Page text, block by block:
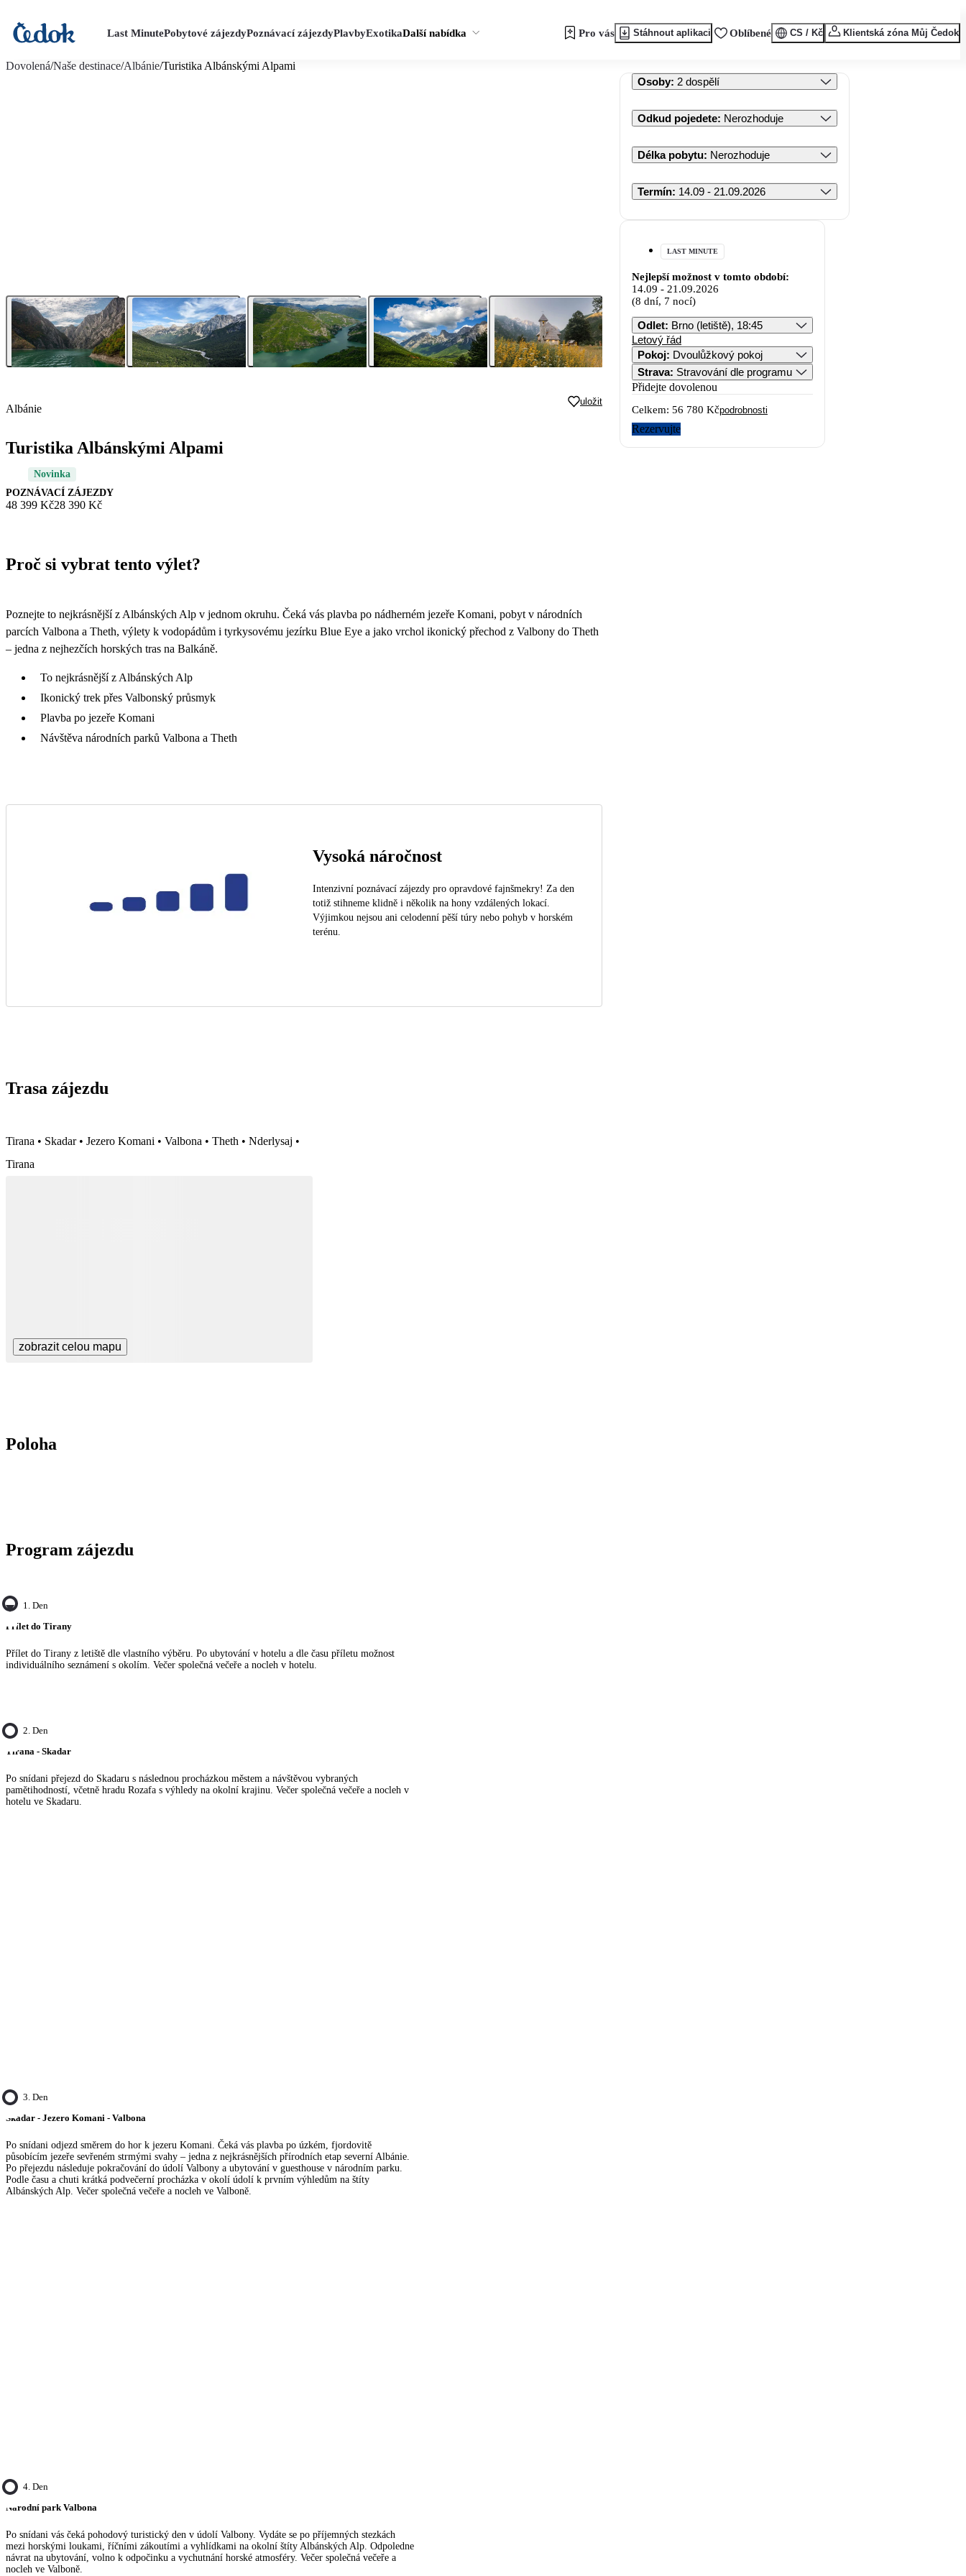
Last MinutePobytové zájezdyPoznávací zájezdyPlavbyExotikaDalší nabídka Pro vás Stáhnout aplikaci Oblíbené CS / Kč Klientská zóna Můj Čedok
Dovolená/Naše destinace/Albánie/Turistika Albánskými Alpami
Albánie
uložit
Turistika Albánskými Alpami
Novinka
POZNÁVACÍ ZÁJEZDY
48 399 Kč28 390 Kč
Proč si vybrat tento výlet?
Poznejte to nejkrásnější z Albánských Alp v jednom okruhu. Čeká vás plavba po nádherném jezeře Komani, pobyt v národních
parcích Valbona a Theth, výlety k vodopádům i tyrkysovému jezírku Blue Eye a jako vrchol ikonický přechod z Valbony do Theth
– jedna z nejhezčích horských tras na Balkáně.
To nejkrásnější z Albánských Alp
Ikonický trek přes Valbonský průsmyk
Plavba po jezeře Komani
Návštěva národních parků Valbona a Theth
Vysoká náročnost
Intenzivní poznávací zájezdy pro opravdové fajnšmekry! Za den
totiž stihneme klidně i několik na hony vzdálených lokací.
Výjimkou nejsou ani celodenní pěší túry nebo pohyb v horském
terénu.
Trasa zájezdu
Tirana • Skadar • Jezero Komani • Valbona • Theth • Nderlysaj •
Tirana
zobrazit celou mapu
Poloha
Program zájezdu
1. Den
Přílet do Tirany
Přílet do Tirany z letiště dle vlastního výběru. Po ubytování v hotelu a dle času příletu možnost
individuálního seznámení s okolím. Večer společná večeře a nocleh v hotelu.
2. Den
Tirana - Skadar
Po snídani přejezd do Skadaru s následnou procházkou městem a návštěvou vybraných
pamětihodností, včetně hradu Rozafa s výhledy na okolní krajinu. Večer společná večeře a nocleh v
hotelu ve Skadaru.
3. Den
Skadar - Jezero Komani - Valbona
Po snídani odjezd směrem do hor k jezeru Komani. Čeká vás plavba po úzkém, fjordovitě
působícím jezeře sevřeném strmými svahy – jedna z nejkrásnějších přírodních etap severní Albánie.
Po přejezdu následuje pokračování do údolí Valbony a ubytování v guesthouse v národním parku.
Podle času a chuti krátká podvečerní procházka v okolí údolí k prvním výhledům na štíty
Albánských Alp. Večer společná večeře a nocleh ve Valboně.
4. Den
Národní park Valbona
Po snídani vás čeká pohodový turistický den v údolí Valbony. Vydáte se po příjemných stezkách
mezi horskými loukami, říčními zákoutími a vyhlídkami na okolní štíty Albánských Alp. Odpoledne
návrat na ubytování, volno k odpočinku a vychutnání horské atmosféry. Večer společná večeře a
nocleh ve Valboně.
Osoby: 2 dospělí
Odkud pojedete: Nerozhoduje
Délka pobytu: Nerozhoduje
Termín: 14.09 - 21.09.2026
LAST MINUTE
Nejlepší možnost v tomto období:
14.09 - 21.09.2026
(8 dní, 7 nocí)
Odlet: Brno (letiště), 18:45
Letový řád
Pokoj: Dvoulůžkový pokoj
Strava: Stravování dle programu
Přidejte dovolenou
Celkem: 56 780 Kčpodrobnosti
Rezervujte